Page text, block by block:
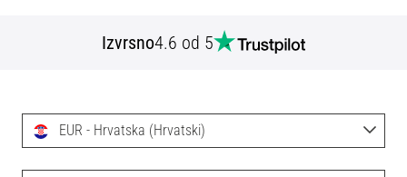
Izvrsno4.6 od 5
EUR - Hrvatska (Hrvatski)